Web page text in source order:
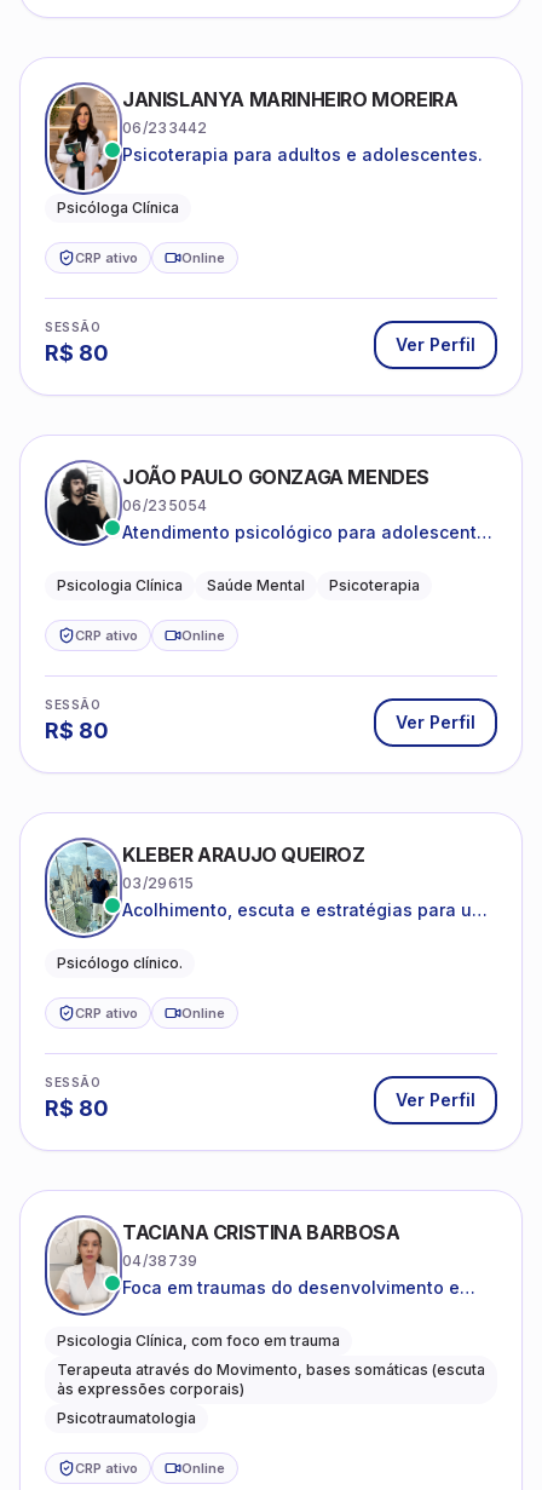
JANISLANYA MARINHEIRO MOREIRA
06/233442
Psicoterapia para adultos e adolescentes.
Psicóloga Clínica
CRP ativo Online
SESSÃO
R$ 80 Ver Perfil
JOÃO PAULO GONZAGA MENDES
06/235054
Atendimento psicológico para adolescentes
depressão e autoestima.
Psicologia Clínica Saúde Mental Psicoterapia
CRP ativo Online
SESSÃO
R$ 80 Ver Perfil
KLEBER ARAUJO QUEIROZ
03/29615
Acolhimento, escuta e estratégias para uma
Psicólogo clínico.
CRP ativo Online
SESSÃO
R$ 80 Ver Perfil
TACIANA CRISTINA BARBOSA
04/38739
Foca em traumas do desenvolvimento e
Psicologia Clínica, com foco em trauma
Terapeuta através do Movimento, bases somáticas (escuta
às expressões corporais)
Psicotraumatologia
CRP ativo Online